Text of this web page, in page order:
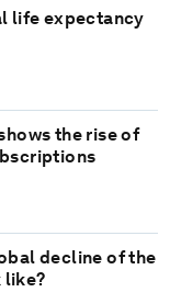
life expectancy
the rise of
decline of the